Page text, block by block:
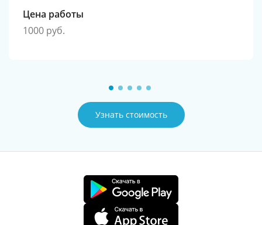
Цена работы
1000 руб.
Узнать стоимость